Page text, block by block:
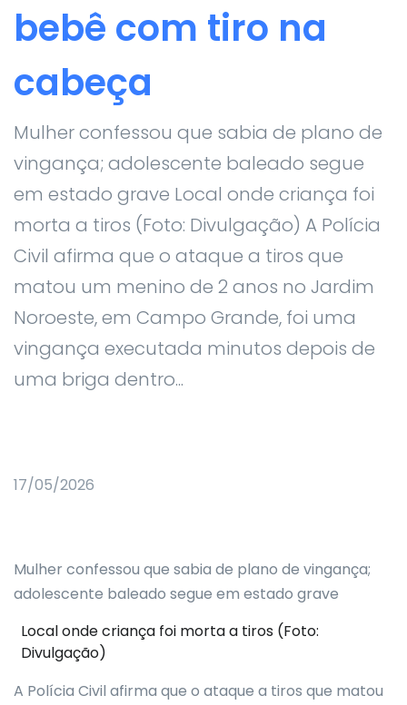
bebê com tiro na
cabeça
Mulher confessou que sabia de plano de
vingança; adolescente baleado segue
em estado grave Local onde criança foi
morta a tiros (Foto: Divulgação) A Polícia
Civil afirma que o ataque a tiros que
matou um menino de 2 anos no Jardim
Noroeste, em Campo Grande, foi uma
vingança executada minutos depois de
uma briga dentro...
17/05/2026
Mulher confessou que sabia de plano de vingança;
adolescente baleado segue em estado grave
Local onde criança foi morta a tiros (Foto:
Divulgação)
A Polícia Civil afirma que o ataque a tiros que matou